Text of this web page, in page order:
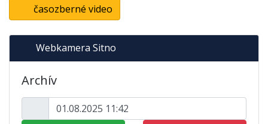
časozberné video
Webkamera Sitno
Archív